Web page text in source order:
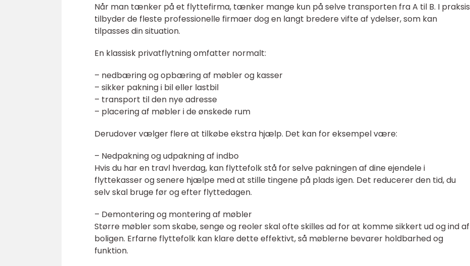
Når man tænker på et flyttefirma, tænker mange kun på selve transporten fra A til B. I praksis
tilbyder de fleste professionelle firmaer dog en langt bredere vifte af ydelser, som kan
tilpasses din situation.
En klassisk privatflytning omfatter normalt:
– nedbæring og opbæring af møbler og kasser
– sikker pakning i bil eller lastbil
– transport til den nye adresse
– placering af møbler i de ønskede rum
Derudover vælger flere at tilkøbe ekstra hjælp. Det kan for eksempel være:
– Nedpakning og udpakning af indbo
Hvis du har en travl hverdag, kan flyttefolk stå for selve pakningen af dine ejendele i
flyttekasser og senere hjælpe med at stille tingene på plads igen. Det reducerer den tid, du
selv skal bruge før og efter flyttedagen.
– Demontering og montering af møbler
Større møbler som skabe, senge og reoler skal ofte skilles ad for at komme sikkert ud og ind af
boligen. Erfarne flyttefolk kan klare dette effektivt, så møblerne bevarer holdbarhed og
funktion.